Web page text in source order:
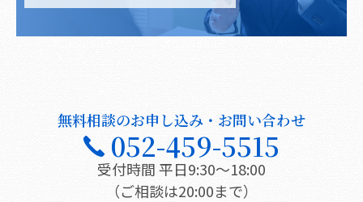
無料相談のお申し込み・お問い合わせ
052-459-5515
受付時間 平日9:30〜18:00
（ご相談は20:00まで）